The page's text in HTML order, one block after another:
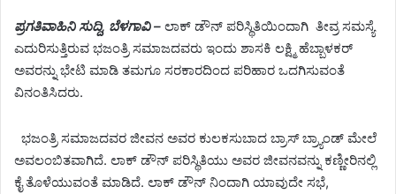
ಪ್ರಗತಿವಾಹಿನಿ ಸುದ್ದಿ, ಬೆಳಗಾವಿ – ಲಾಕ್ ಡೌನ್ ಪರಿಸ್ಥಿತಿಯಿಂದಾಗಿ ತೀವ್ರ ಸಮಸ್ಯೆ
ಎದುರಿಸುತ್ತಿರುವ ಭಜಂತ್ರಿ ಸಮಾಜದವರು ಇಂದು ಶಾಸಕಿ ಲಕ್ಷ್ಮಿ ಹೆಬ್ಬಾಳಕರ್
ಅವರನ್ನು ಭೇಟಿ ಮಾಡಿ ತಮಗೂ ಸರಕಾರದಿಂದ ಪರಿಹಾರ ಒದಗಿಸುವಂತೆ
ವಿನಂತಿಸಿದರು.
ಭಜಂತ್ರಿ ಸಮಾಜದವರ ಜೀವನ ಅವರ ಕುಲಕಸುಬಾದ ಬ್ರಾಸ್ ಬ್ರ್ಯಾಂಡ್ ಮೇಲೆ
ಅವಲಂಬಿತವಾಗಿದೆ. ಲಾಕ್ ಡೌನ್ ಪರಿಸ್ಥಿತಿಯು ಅವರ ಜೀವನವನ್ನು ಕಣ್ಣೀರಿನಲ್ಲಿ
ಕೈ ತೊಳೆಯುವಂತೆ ಮಾಡಿದೆ. ಲಾಕ್ ಡೌನ್ ನಿಂದಾಗಿ ಯಾವುದೇ ಸಭೆ,